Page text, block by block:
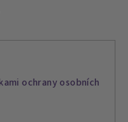
ochrany osobních